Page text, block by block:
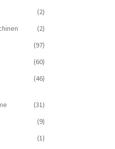
(2)
(2)
(97)
(60)
(46)
(31)
(9)
(1)